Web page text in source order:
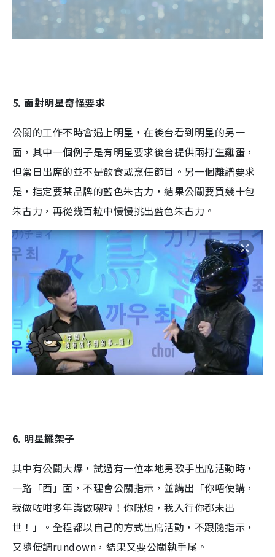
5. 面對明星奇怪要求
公關的工作不時會遇上明星，在後台看到明星的另一
面，其中一個例子是有明星要求後台提供兩打生雞蛋，
但當日出席的並不是飲食或烹任節目。另一個離譜要求
是，指定要某品牌的藍色朱古力，結果公關要買幾十包
朱古力，再從幾百粒中慢慢挑出藍色朱古力。
6. 明星擺架子
其中有公關大爆，試過有一位本地男歌手出席活動時，
一路「西」面，不理會公關指示，並講出「你唔使講，
我做咗咁多年識做㗎啦！你咪煩，我入行你都未出
世！」。全程都以自己的方式出席活動，不跟隨指示，
又隨便調rundown，結果又要公關執手尾。